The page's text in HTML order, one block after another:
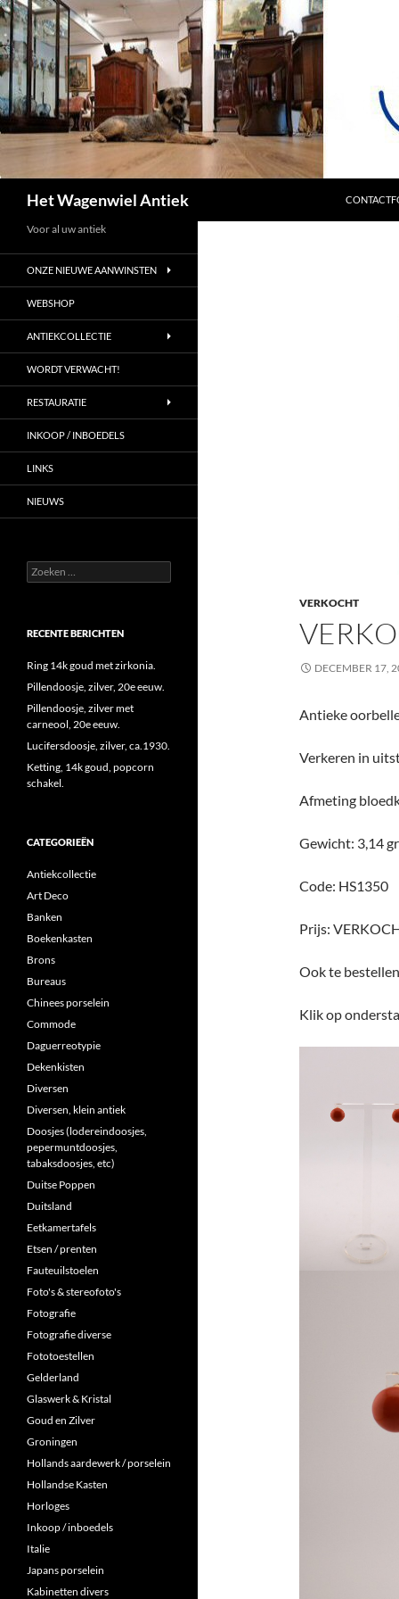
Het Wagenwiel Antiek
VERKOCHT
DECEMBER 17,
Antieke
Verkeren in
Afmeting
Gewicht: 3,14
Code: HS1350
Prijs:
Ook te
Klik op
Voor al uw antiek
ONZE NIEUWE AANWINSTEN
WEBSHOP
ANTIEKCOLLECTIE
WORDT VERWACHT!
RESTAURATIE
INKOOP / INBOEDELS
LINKS
NIEUWS
Zoeken
naar:
RECENTE BERICHTEN
Ring 14k goud met zirkonia.
Pillendoosje, zilver, 20e eeuw.
Pillendoosje, zilver met
carneool, 20e eeuw.
Lucifersdoosje, zilver, ca.1930.
Ketting, 14k goud, popcorn
schakel.
CATEGORIEËN
Antiekcollectie
Art Deco
Banken
Boekenkasten
Brons
Bureaus
Chinees porselein
Commode
Daguerreotypie
Dekenkisten
Diversen
Diversen, klein antiek
Doosjes (lodereindoosjes,
pepermuntdoosjes,
tabaksdoosjes, etc)
Duitse Poppen
Duitsland
Eetkamertafels
Etsen / prenten
Fauteuilstoelen
Foto's & stereofoto's
Fotografie
Fotografie diverse
Fototoestellen
Gelderland
Glaswerk & Kristal
Goud en Zilver
Groningen
Hollands aardewerk / porselein
Hollandse Kasten
Horloges
Inkoop / inboedels
Italie
Japans porselein
Kabinetten divers